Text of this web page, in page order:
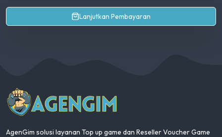
Lanjutkan Pembayaran
AgenGim
AgenGim solusi layanan Top up game dan Reseller Voucher Game